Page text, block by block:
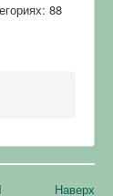
88
Наверх